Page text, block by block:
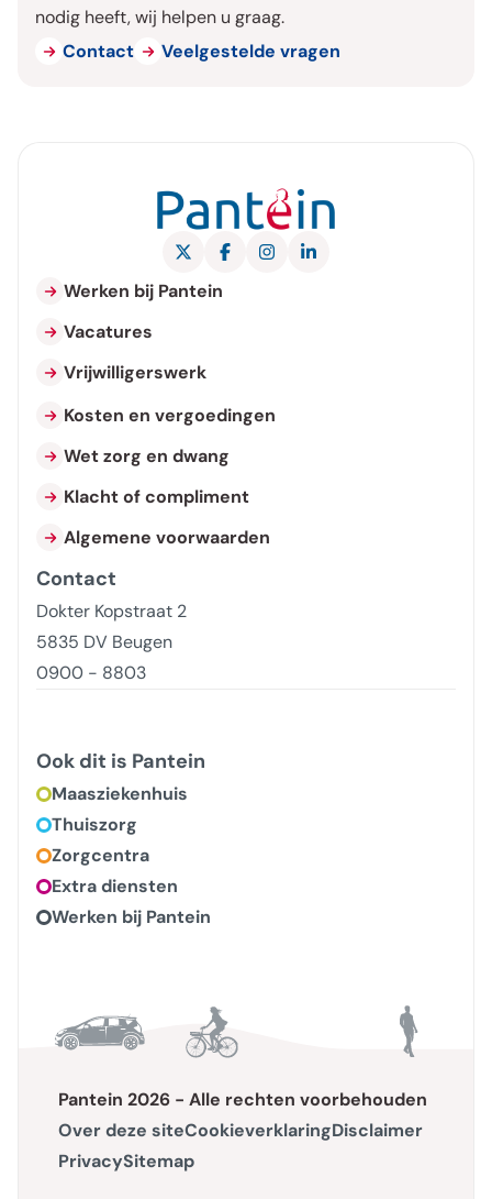
nodig heeft, wij helpen u graag.
Contact
Veelgestelde vragen
X Pantein Zorggroep
Facebook Pantein Zorggroep
Instagram Pantein
LinkedIn Pantein
Contact
Dokter Kopstraat 2
5835 DV Beugen
0900 - 8803
Werken bij Pantein
Vacatures
Vrijwilligerswerk
Kosten en vergoedingen
Wet zorg en dwang
Klacht of compliment
Algemene voorwaarden
Ook dit is Pantein
Maasziekenhuis
Thuiszorg
Zorgcentra
Extra diensten
Werken bij Pantein
Pantein 2026 - Alle rechten voorbehouden
Over deze siteCookieverklaringDisclaimer
PrivacySitemap